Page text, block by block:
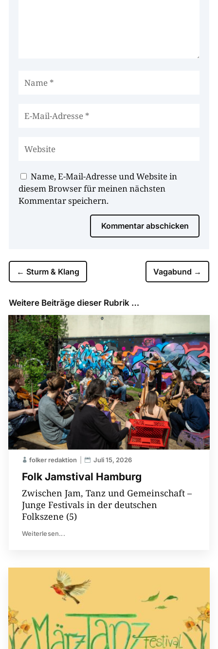
Name, E-Mail-Adresse und Website in
diesem Browser für meinen nächsten
Kommentar speichern.
Kommentar abschicken
← Sturm & Klang Vagabund →
Weitere Beiträge dieser Rubrik …
Folk Jamstival Hamburg
folker redaktion Juli 15, 2026
Zwischen Jam, Tanz und Gemeinschaft –
Junge Festivals in der deutschen
Folkszene (5)
Weiterlesen...